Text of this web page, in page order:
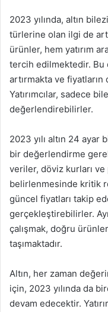
2023 yılında, altın
türlerine olan ilgi de
ürünler, hem yatırım
tercih edilmektedir. Bu
artırmakta ve fiyatların
Yatırımcılar, sadece
değerlendirebilirler.
2023 yılı altın 24 ayar
bir değerlendirme
veriler, döviz kurları ve
belirlenmesinde kritik
güncel fiyatları takip
gerçekleştirebilirler.
çalışmak, doğru
taşımaktadır.
Altın, her zaman
için, 2023 yılında da
devam edecektir.